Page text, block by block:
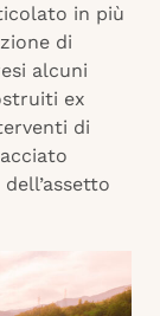
in più
di
alcuni
ex
di